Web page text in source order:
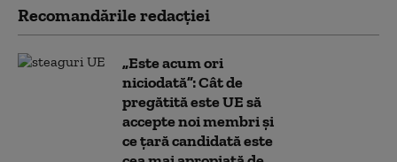
Recomandările redacţiei
„Este acum ori
niciodată”: Cât de
pregătită este UE să
accepte noi membri și
ce țară candidată este